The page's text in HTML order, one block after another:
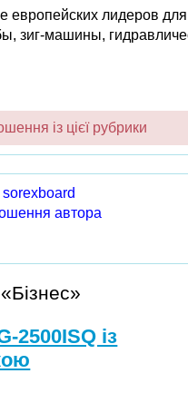
европейских лидеров
зиг-машины,
із цієї рубрики
sorexboard
автора
2500ISQ із